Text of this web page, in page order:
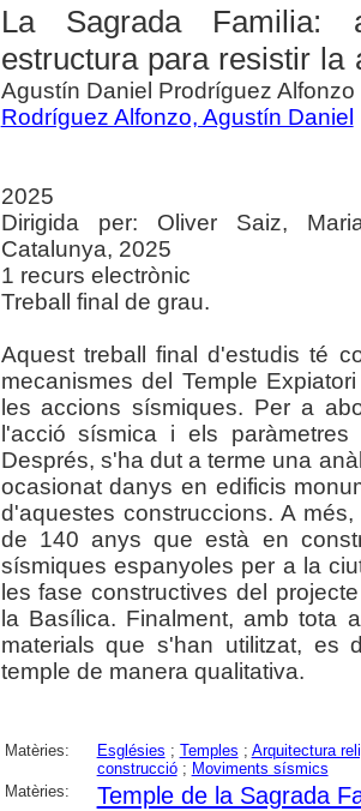
La Sagrada Familia:
estructura para resistir la
Agustín Daniel Prodríguez
Rodríguez Alfonzo, Agustín Daniel
2025
Dirigida per: Oliver Saiz,
Catalunya, 2025
1 recurs electrònic
Treball final de grau.
Aquest treball final d'estudis té
mecanismes del Temple
les accions sísmiques. Per a
l'acció sísmica i els
Després, s'ha dut a terme una
ocasionat danys en edificis
d'aquestes construccions. A
de 140 anys que està en
sísmiques espanyoles per a la
les fase constructives del
la Basílica. Finalment, amb tota
materials que s'han utilitzat, es
temple de manera qualitativa.
Matèries: Esglésies ; Temples ; Arquitectura
construcció; Moviments sísmics
Matèries:
Temple de la Sagrada